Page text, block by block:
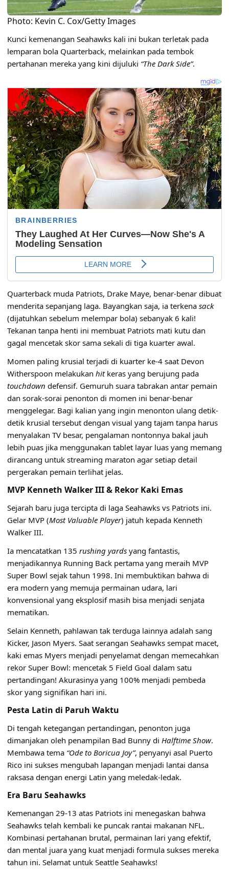
Photo: Kevin C. Cox/Getty Images
Kunci kemenangan Seahawks kali ini bukan terletak pada
lemparan bola Quarterback, melainkan pada tembok
pertahanan mereka yang kini dijuluki “The Dark Side”.
Quarterback muda Patriots, Drake Maye, benar-benar dibuat
menderita sepanjang laga. Bayangkan saja, ia terkena sack
(dijatuhkan sebelum melempar bola) sebanyak 6 kali!
Tekanan tanpa henti ini membuat Patriots mati kutu dan
gagal mencetak skor sama sekali di tiga kuarter awal.
Momen paling krusial terjadi di kuarter ke-4 saat Devon
Witherspoon melakukan hitkeras yang berujung pada
touchdown defensif. Gemuruh suara tabrakan antar pemain
dan sorak-sorai penonton di momen ini benar-benar
menggelegar. Bagi kalian yang ingin menonton ulang detik-
detik krusial tersebut dengan visual yang tajam tanpa harus
menyalakan TV besar, pengalaman nontonnya bakal jauh
lebih puas jika menggunakan tablet layar luas yang memang
dirancang untuk streaming maraton agar setiap detail
pergerakan pemain terlihat jelas.
MVP Kenneth Walker III & Rekor Kaki Emas
Sejarah baru juga tercipta di laga Seahawks vs Patriots ini.
Gelar MVP (Most Valuable Player) jatuh kepada Kenneth
Walker III.
Ia mencatatkan 135 rushing yards yang fantastis,
menjadikannya Running Back pertama yang meraih MVP
Super Bowl sejak tahun 1998. Ini membuktikan bahwa di
era modern yang memuja permainan udara, lari
konvensional yang eksplosif masih bisa menjadi senjata
mematikan.
Selain Kenneth, pahlawan tak terduga lainnya adalah sang
Kicker, Jason Myers. Saat serangan Seahawks sempat macet,
kaki emas Myers menjadi penyelamat dengan memecahkan
rekor Super Bowl: mencetak 5 Field Goal dalam satu
pertandingan! Akurasinya yang 100% menjadi pembeda
skor yang signifikan hari ini.
Pesta Latin di Paruh Waktu
Di tengah ketegangan pertandingan, penonton juga
dimanjakan oleh penampilan Bad Bunny di Halftime Show.
Membawa tema “Ode to Boricua Joy”, penyanyi asal Puerto
Rico ini sukses mengubah lapangan menjadi lantai dansa
raksasa dengan energi Latin yang meledak-ledak.
Era Baru Seahawks
Kemenangan 29-13 atas Patriots ini menegaskan bahwa
Seahawks telah kembali ke puncak rantai makanan NFL.
Kombinasi pertahanan brutal, permainan lari yang efektif,
dan mental juara yang kuat menjadi formula sukses mereka
tahun ini. Selamat untuk Seattle Seahawks!